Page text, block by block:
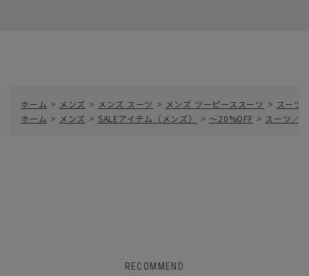
ホーム > メンズ > メンズ スーツ > メンズ ツーピーススーツ > スーツ
ホーム > メンズ > SALEアイテム（メンズ） > ～20%OFF > スーツ／2
RECOMMEND